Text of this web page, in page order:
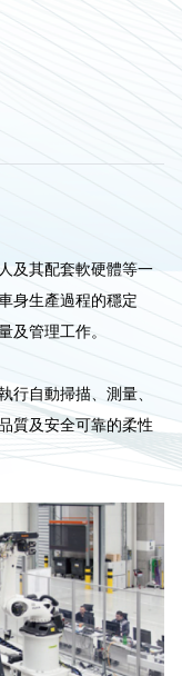
及其配套軟硬體等一
身生產過程的穩定
及管理工作。
行自動掃描、測量、
質及安全可靠的柔性